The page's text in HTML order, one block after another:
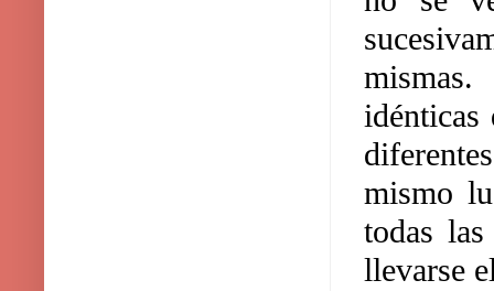
mismas.
idénticas
mismo
todas
llevarse